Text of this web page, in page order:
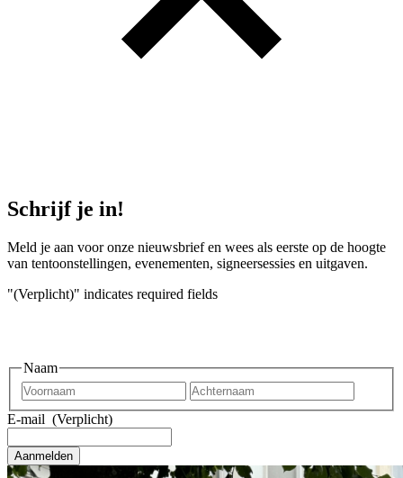
Schrijf je in!
Meld je aan voor onze nieuwsbrief en wees als eerste op de hoogte
van tentoonstellingen, evenementen, signeersessies en uitgaven.
"(Verplicht)" indicates required fields
Naam
Voornaam
E-mail (Verplicht)